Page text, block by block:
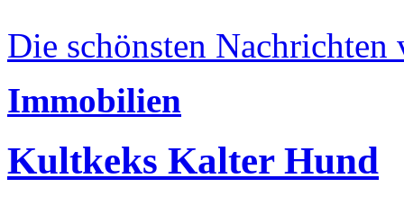
Die schönsten Nachrichten
Immobilien
Kultkeks Kalter Hund